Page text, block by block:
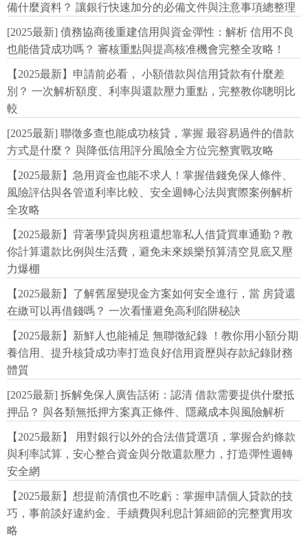
備什麼資料？ 讓銀行快速加分的必備文件與注意事項總整理
[2025最新] 債務協商後重建信用與資金彈性：解析 信用不良
也能借貸成功嗎？ 審核重點與提高核准機會完整全攻略！
【2025最新】申請前必看， 小額借款與信用貸款有什麼差
別？ 一次解析額度、利率與還款壓力重點，完整教你聰明比
較
[2025最新] 聯徵多查也能成功核貸，掌握 最容易過件的借款
方式是什麼？ 與降低信用評分風險全方位完整實戰攻略
【2025最新】急用資金也能不求人！掌握借錢免保人條件、
風險評估與各管道利率比較、安全週轉心法與實際案例解析
全攻略
【2025最新】背著學貸與房租還想靠私人借貸買車通勤？教
你計算還款比例與生活費，避免未來娛樂預算清空見底又壓
力爆棚
【2025最新】了解舊屋變現金方案如何安全進行，當 房貸還
在繳可以再借錢嗎？ 一次看懂避免高利陷阱秘訣
【2025最新】新鮮人也能補足 無聯徵紀錄 ！教你用小額分期
養信用、提升核貸成功率打造良好信用資歷與存款紀錄財務
體質
[2025最新] 拆解免保人廣告話術：認清 借款需要提供什麼抵
押品？ 與各類無抵押方案真正條件、隱藏成本與風險解析
【2025最新】 用對銀行以外的合法借貸選項，掌握合約條款
與利率試算，安心整合資金與分散還款壓力，打造彈性週轉
安全網
【2025最新】想提前清償也不吃虧：掌握申請個人貸款的技
巧，事前談好違約金、手續費與利息計算細節的完整實用攻
略